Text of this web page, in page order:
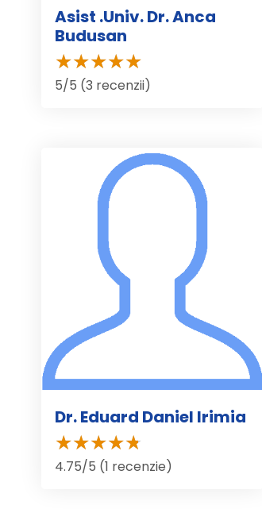
Asist .Univ. Dr. Anca
Budusan
5/5 (3 recenzii)
Dr. Eduard Daniel Irimia
4.75/5 (1 recenzie)